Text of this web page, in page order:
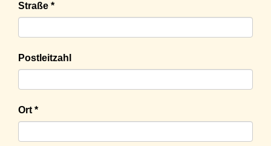
Straße *
Postleitzahl
Ort *